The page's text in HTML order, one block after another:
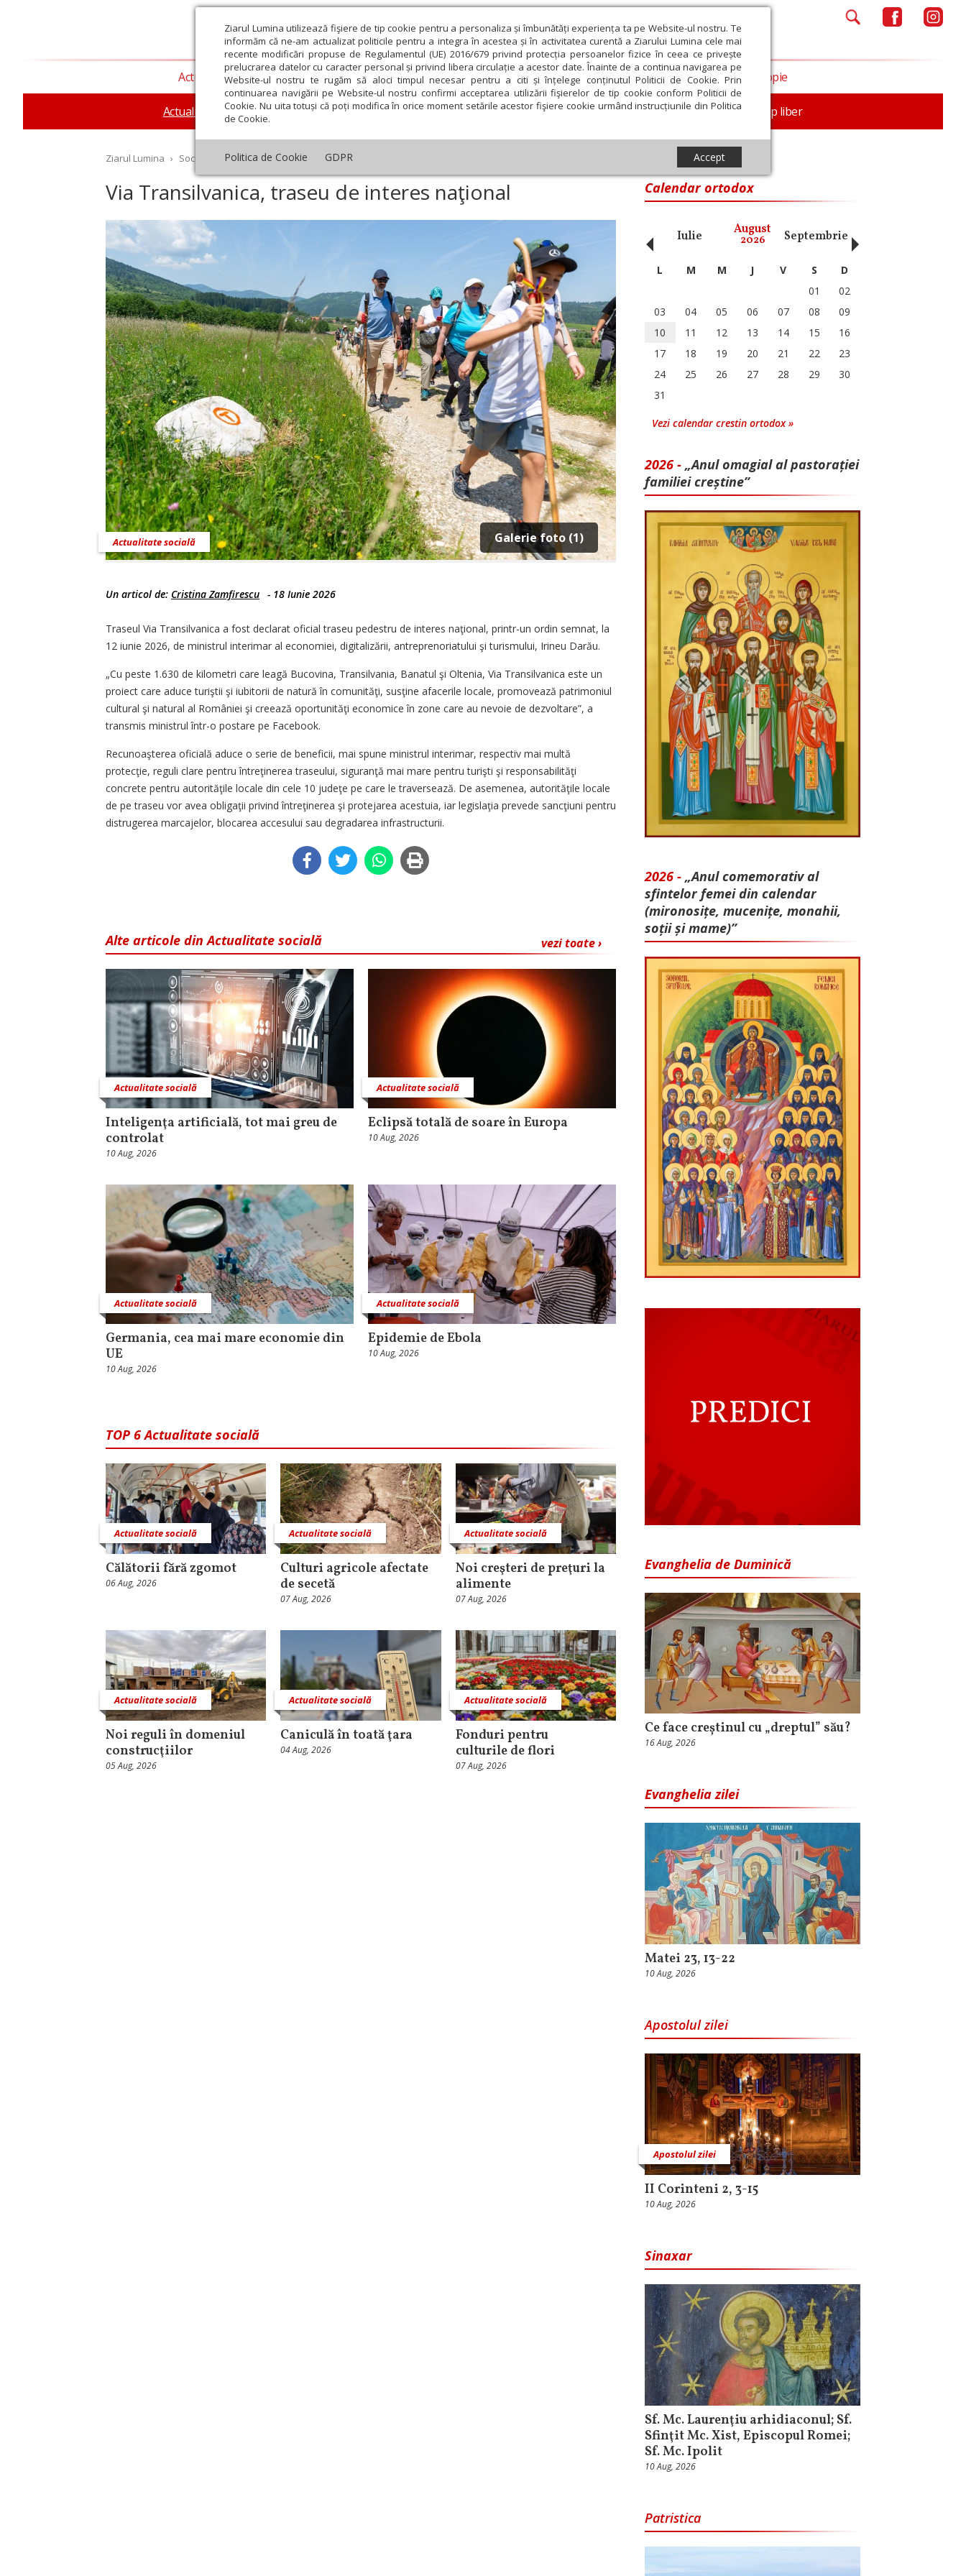
Ziarul Lumina utilizează fişiere de tip cookie pentru a personaliza și îmbunătăți experiența ta pe Website-ul nostru. Te
informăm că ne-am actualizat politicile pentru a integra în acestea și în activitatea curentă a Ziarului Lumina cele mai
recente modificări propuse de Regulamentul (UE) 2016/679 privind protecția persoanelor fizice în ceea ce privește
prelucrarea datelor cu caracter personal și privind libera circulație a acestor date. Înainte de a continua navigarea pe
Website-ul nostru te rugăm să aloci timpul necesar pentru a citi și înțelege conținutul Politicii de Cookie. Prin
continuarea navigării pe Website-ul nostru confirmi acceptarea utilizării fişierelor de tip cookie conform Politicii de
Cookie. Nu uita totuși că poți modifica în orice moment setările acestor fişiere cookie urmând instrucțiunile din Politica
de Cookie.
Politica de Cookie GDPR Accept
Actualitate religioasă Teologie și spiritualitate Educaţie și Cultură Societate
Actualitate socială Sănătate Analiză Reportaj Psihologie Religie și știință Familie Timp liber
Opinii Filantropie
Ziarul Lumina › Societate › Actualitate socială Via Transilvanica, traseu de interes naţional
Via Transilvanica, traseu de interes naţional
Galerie foto (1)
Actualitate socială
Un articol de: Cristina Zamfirescu - 18 Iunie 2026
Traseul Via Transilvanica a fost declarat oficial traseu pedestru de interes naţional, printr-un ordin semnat, la
12 iunie 2026, de ministrul interimar al economiei, digitalizării, antreprenoriatului şi turismului, Irineu Darău.
„Cu peste 1.630 de kilometri care leagă Bucovina, Transilvania, Banatul şi Oltenia, Via Transilvanica este un
proiect care aduce turiştii şi iubitorii de natură în comunităţi, susţine afacerile locale, promovează patrimoniul
cultural şi natural al României şi creează oportunităţi economice în zone care au nevoie de dezvoltare”, a
transmis ministrul într-o postare pe Facebook.
Recunoaşterea oficială aduce o serie de beneficii, mai spune ministrul interimar, respectiv mai multă
protecţie, reguli clare pentru întreţinerea traseului, siguranţă mai mare pentru turişti şi responsabilităţi
concrete pentru autorităţile locale din cele 10 judeţe pe care le traversează. De asemenea, autorităţile locale
de pe traseu vor avea obligaţii privind întreţinerea şi protejarea acestuia, iar legislaţia prevede sancţiuni pentru
distrugerea marcajelor, blocarea accesului sau degradarea infrastructurii.
vezi toate ›
Alte articole din Actualitate socială
Actualitate socială
Inteligenţa artificială, tot mai greu de
controlat
10 Aug, 2026
Actualitate socială
Eclipsă totală de soare în Europa
10 Aug, 2026
Actualitate socială
Germania, cea mai mare economie din
UE
10 Aug, 2026
Actualitate socială
Epidemie de Ebola
10 Aug, 2026
TOP 6 Actualitate socială
Actualitate socială
Călătorii fără zgomot
06 Aug, 2026
Actualitate socială
Culturi agricole afectate
de secetă
07 Aug, 2026
Actualitate socială
Noi creşteri de preţuri la
alimente
07 Aug, 2026
Actualitate socială
Noi reguli în domeniul
construcţiilor
05 Aug, 2026
Actualitate socială
Caniculă în toată ţara
04 Aug, 2026
Actualitate socială
Fonduri pentru
culturile de flori
07 Aug, 2026
Calendar ortodox
Octombrie Noiembrie Decembrie Aprilie Iulie August
2026 Septembrie Octombrie
‹ L M M J V S
D
01
02
03
04 05 06 07 08
09
10
11 12 13 14 15
16
17
18 19 20 21 22
23
24
25 26 27 28 29
30
31
Vezi calendar crestin ortodox »
2026 - „Anul omagial al pastorației
familiei creștine”
2026 - „Anul comemorativ al
sfintelor femei din calendar
(mironosițe, mu­cenițe, monahii,
soții și mame)”
Evanghelia de Duminică
Ce face creștinul cu „dreptul” său?
16 Aug, 2026
Evanghelia zilei
Matei 23, 13-22
10 Aug, 2026
Apostolul zilei
Apostolul zilei
II Corinteni 2, 3-15
10 Aug, 2026
Sinaxar
Sf. Mc. Laurenţiu arhidiaconul; Sf.
Sfinţit Mc. Xist, Episcopul Romei;
Sf. Mc. Ipolit
10 Aug, 2026
Patristica